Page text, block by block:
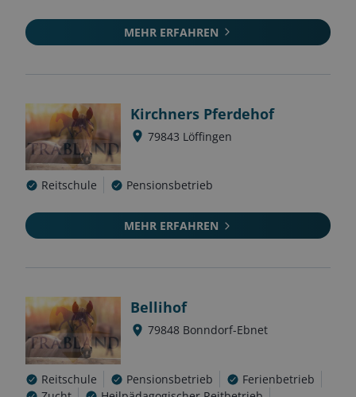
MEHR ERFAHREN
Kirchners Pferdehof
79843 Löffingen
Reitschule Pensionsbetrieb
MEHR ERFAHREN
Bellihof
79848 Bonndorf-Ebnet
Reitschule Pensionsbetrieb
Ferienbetrieb